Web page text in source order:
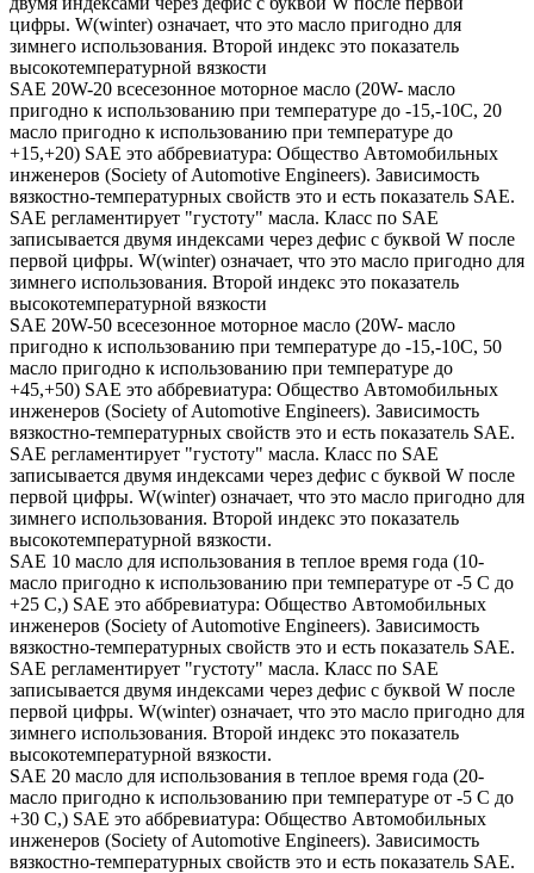
цифры. W(winter) означает, что это масло пригодно для
зимнего использования. Второй индекс это показатель
высокотемпературной вязкости
SAE 20W-20 всесезонное моторное масло (20W- масло
пригодно к использованию при температуре до -15,-10С, 20
масло пригодно к использованию при температуре до
+15,+20) SAE это аббревиатура: Общество Автомобильных
инженеров (Society of Automotive Engineers). Зависимость
вязкостно-температурных свойств это и есть показатель SAE.
SAE регламентирует "густоту" масла. Класс по SAE
записывается двумя индексами через дефис с буквой W после
первой цифры. W(winter) означает, что это масло пригодно для
зимнего использования. Второй индекс это показатель
высокотемпературной вязкости
SAE 20W-50 всесезонное моторное масло (20W- масло
пригодно к использованию при температуре до -15,-10С, 50
масло пригодно к использованию при температуре до
+45,+50) SAE это аббревиатура: Общество Автомобильных
инженеров (Society of Automotive Engineers). Зависимость
вязкостно-температурных свойств это и есть показатель SAE.
SAE регламентирует "густоту" масла. Класс по SAE
записывается двумя индексами через дефис с буквой W после
первой цифры. W(winter) означает, что это масло пригодно для
зимнего использования. Второй индекс это показатель
высокотемпературной вязкости.
SAE 10 масло для использования в теплое время года (10-
масло пригодно к использованию при температуре от -5 С до
+25 С,) SAE это аббревиатура: Общество Автомобильных
инженеров (Society of Automotive Engineers). Зависимость
вязкостно-температурных свойств это и есть показатель SAE.
SAE регламентирует "густоту" масла. Класс по SAE
записывается двумя индексами через дефис с буквой W после
первой цифры. W(winter) означает, что это масло пригодно для
зимнего использования. Второй индекс это показатель
высокотемпературной вязкости.
SAE 20 масло для использования в теплое время года (20-
масло пригодно к использованию при температуре от -5 С до
+30 С,) SAE это аббревиатура: Общество Автомобильных
инженеров (Society of Automotive Engineers). Зависимость
вязкостно-температурных свойств это и есть показатель SAE.